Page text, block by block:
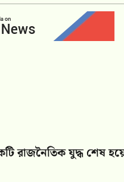
রাজনৈতিক যুদ্ধ